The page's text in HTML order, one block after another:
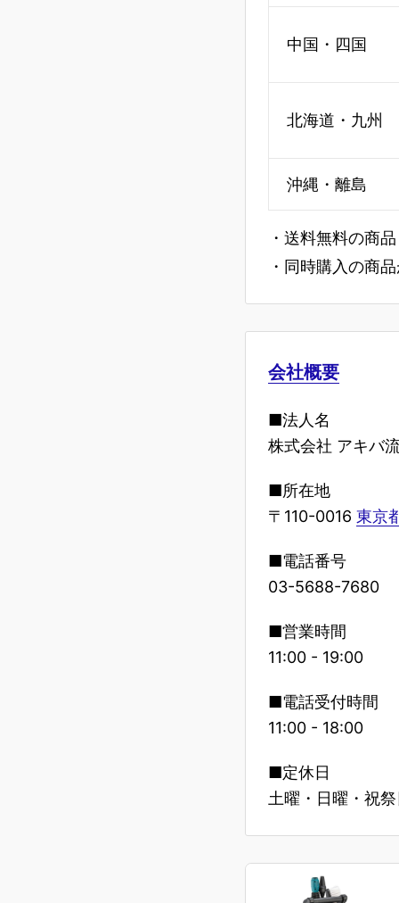
中国・四国
北海道・九州
沖縄・離島
・送料無料の商
・同時購入の商
会社概要
■法人名
株式会社 アキバ
■所在地
〒110-0016 東京
■電話番号
03-5688-7680
■営業時間
11:00 - 19:00
■電話受付時間
11:00 - 18:00
■定休日
土曜・日曜・祝